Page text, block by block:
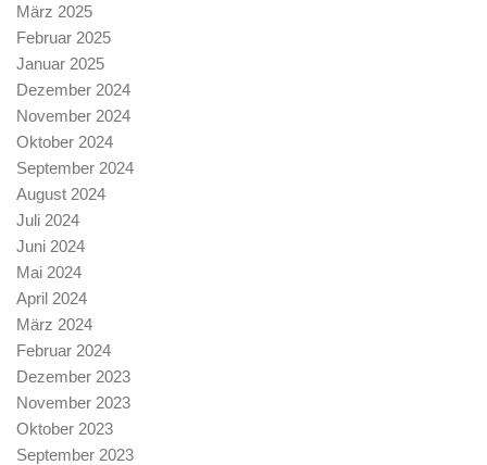
März 2025
Februar 2025
Januar 2025
Dezember 2024
November 2024
Oktober 2024
September 2024
August 2024
Juli 2024
Juni 2024
Mai 2024
April 2024
März 2024
Februar 2024
Dezember 2023
November 2023
Oktober 2023
September 2023